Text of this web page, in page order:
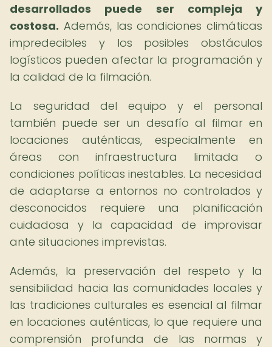
desarrollados puede ser compleja y
costosa. Además, las condiciones climáticas
impredecibles y los posibles obstáculos
logísticos pueden afectar la programación y
la calidad de la filmación.
La seguridad del equipo y el personal
también puede ser un desafío al filmar en
locaciones auténticas, especialmente en
áreas con infraestructura limitada o
condiciones políticas inestables. La necesidad
de adaptarse a entornos no controlados y
desconocidos requiere una planificación
cuidadosa y la capacidad de improvisar
ante situaciones imprevistas.
Además, la preservación del respeto y la
sensibilidad hacia las comunidades locales y
las tradiciones culturales es esencial al filmar
en locaciones auténticas, lo que requiere una
comprensión profunda de las normas y